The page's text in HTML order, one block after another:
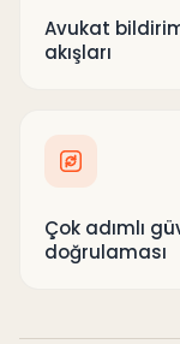
Avukat
akışları
Çok adımlı
doğrulaması